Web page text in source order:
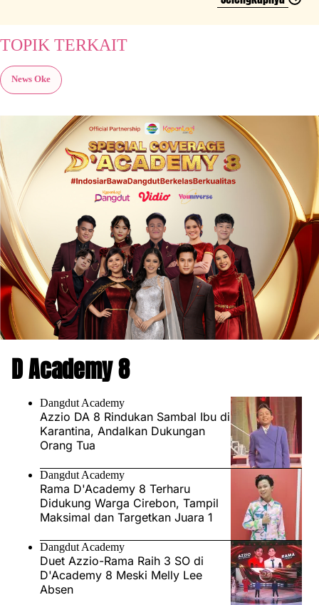
TOPIK TERKAIT
News Oke
D Academy 8
Dangdut Academy
Azzio DA 8 Rindukan Sambal Ibu di
Karantina, Andalkan Dukungan
Orang Tua
Dangdut Academy
Rama D'Academy 8 Terharu
Didukung Warga Cirebon, Tampil
Maksimal dan Targetkan Juara 1
Dangdut Academy
Duet Azzio-Rama Raih 3 SO di
D'Academy 8 Meski Melly Lee
Absen